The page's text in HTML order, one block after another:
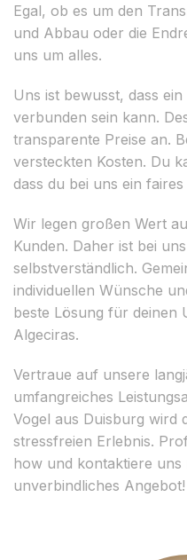
Egal, ob es um den
und Abbau oder die
uns um alles.
Uns ist bewusst, dass
verbunden sein kann.
transparente Preise an.
versteckten Kosten. Du
dass du bei uns ein
Wir legen großen Wert
Kunden. Daher ist bei
selbstverständlich.
individuellen Wünsche
beste Lösung für deinen
Algeciras.
Vertraue auf unsere
umfangreiches
Vogel aus Duisburg wird
stressfreien Erlebnis.
how und kontaktiere
unverbindliches Angebot!